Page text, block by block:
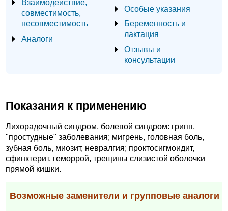
Взаимодействие,
совместимость,
несовместимость
Аналоги
Особые указания
Беременность и
лактация
Отзывы и
консультации
Показания к применению
Лихорадочный синдром, болевой синдром: грипп,
"простудные" заболевания; мигрень, головная боль,
зубная боль, миозит, невралгия; проктосигмоидит,
сфинктерит, геморрой, трещины слизистой оболочки
прямой кишки.
Возможные заменители и групповые аналоги